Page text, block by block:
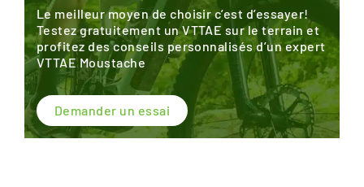
Le meilleur moyen de choisir c’est d’essayer!
Testez gratuitement un VTTAE sur le terrain et
profitez des conseils personnalisés d’un expert
VTTAE Moustache
Demander un essai